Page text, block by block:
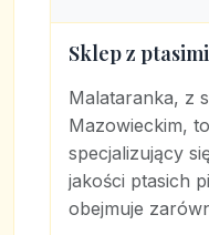
Sklep z
Malataranka, z
Mazowieckim,
specjalizujący
jakości ptasich
obejmuje